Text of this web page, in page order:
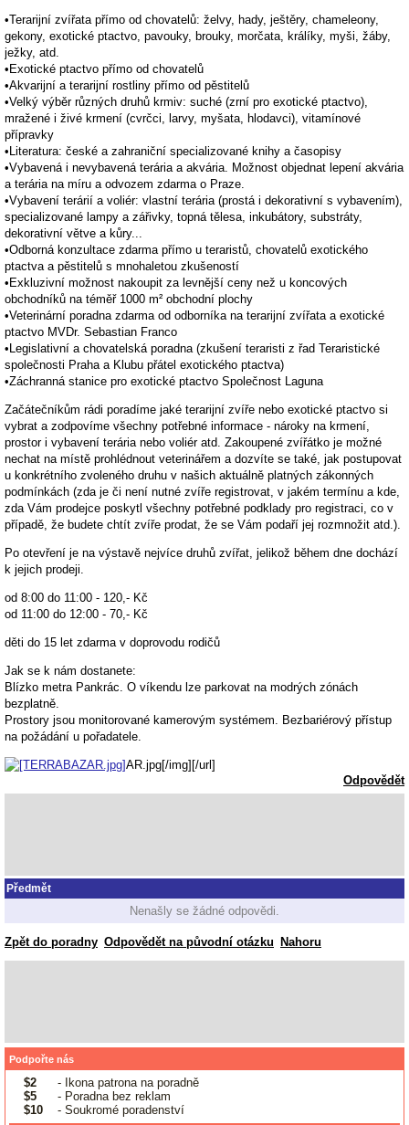
•Terarijní zvířata přímo od chovatelů: želvy, hady, ještěry, chameleony,
gekony, exotické ptactvo, pavouky, brouky, morčata, králíky, myši, žáby,
ježky, atd.
•Exotické ptactvo přímo od chovatelů
•Akvarijní a terarijní rostliny přímo od pěstitelů
•Velký výběr různých druhů krmiv: suché (zrní pro exotické ptactvo),
mražené i živé krmení (cvrčci, larvy, myšata, hlodavci), vitamínové
přípravky
•Literatura: české a zahraniční specializované knihy a časopisy
•Vybavená i nevybavená terária a akvária. Možnost objednat lepení akvária
a terária na míru a odvozem zdarma o Praze.
•Vybavení terárií a voliér: vlastní terária (prostá i dekorativní s vybavením),
specializované lampy a zářivky, topná tělesa, inkubátory, substráty,
dekorativní větve a kůry...
•Odborná konzultace zdarma přímo u teraristů, chovatelů exotického
ptactva a pěstitelů s mnohaletou zkušeností
•Exkluzivní možnost nakoupit za levnější ceny než u koncových
obchodníků na téměř 1000 m² obchodní plochy
•Veterinární poradna zdarma od odborníka na terarijní zvířata a exotické
ptactvo MVDr. Sebastian Franco
•Legislativní a chovatelská poradna (zkušení teraristi z řad Teraristické
společnosti Praha a Klubu přátel exotického ptactva)
•Záchranná stanice pro exotické ptactvo Společnost Laguna
Začátečníkům rádi poradíme jaké terarijní zvíře nebo exotické ptactvo si
vybrat a zodpovíme všechny potřebné informace - nároky na krmení,
prostor i vybavení terária nebo voliér atd. Zakoupené zvířátko je možné
nechat na místě prohlédnout veterinářem a dozvíte se také, jak postupovat
u konkrétního zvoleného druhu v našich aktuálně platných zákonných
podmínkách (zda je či není nutné zvíře registrovat, v jakém termínu a kde,
zda Vám prodejce poskytl všechny potřebné podklady pro registraci, co v
případě, že budete chtít zvíře prodat, že se Vám podaří jej rozmnožit atd.).
Po otevření je na výstavě nejvíce druhů zvířat, jelikož během dne dochází
k jejich prodeji.
od 8:00 do 11:00 - 120,- Kč
od 11:00 do 12:00 - 70,- Kč
děti do 15 let zdarma v doprovodu rodičů
Jak se k nám dostanete:
Blízko metra Pankrác. O víkendu lze parkovat na modrých zónách
bezplatně.
Prostory jsou monitorované kamerovým systémem. Bezbariérový přístup
na požádání u pořadatele.
AR.jpg[/img][/url]
Odpovědět
Předmět
Nenašly se žádné odpovědi.
Zpět do poradny Odpovědět na původní otázku Nahoru
Podpořte nás
$2
- Ikona patrona na poradně
$5
- Poradna bez reklam
$10
- Soukromé poradenství